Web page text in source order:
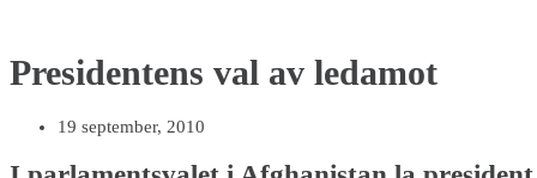
Presidentens val av ledamot
19 september, 2010